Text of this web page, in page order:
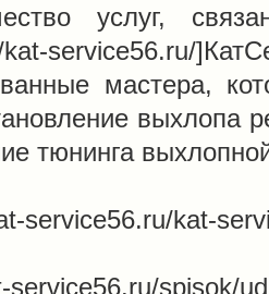
услуг,
kat-service56.ru/
мастера,
выхлопа
тюнинга
service56.ru/kat-
service56.ru/spisok/